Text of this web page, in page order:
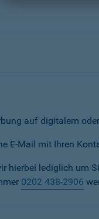
auf digitalem
E-Mail mit Ihren
hierbei lediglich um
0202 438-2906